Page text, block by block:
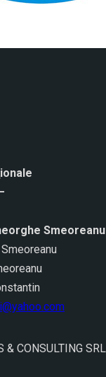
Smeoreanu
& CONSULTING SRL